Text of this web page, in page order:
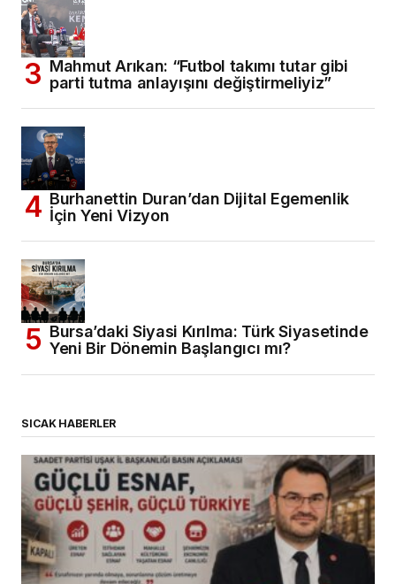
Mahmut Arıkan: “Futbol takımı tutar gibi
parti tutma anlayışını değiştirmeliyiz”
Burhanettin Duran’dan Dijital Egemenlik
İçin Yeni Vizyon
Bursa’daki Siyasi Kırılma: Türk Siyasetinde
Yeni Bir Dönemin Başlangıcı mı?
SICAK HABERLER